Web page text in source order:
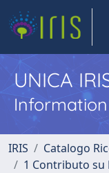
UNICA
IRIS
Catalogo
1 Contributo su